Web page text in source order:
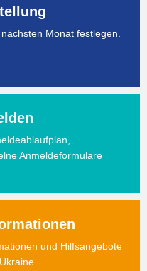
Monat festlegen.
Anmeldeformulare
und Hilfsangebote